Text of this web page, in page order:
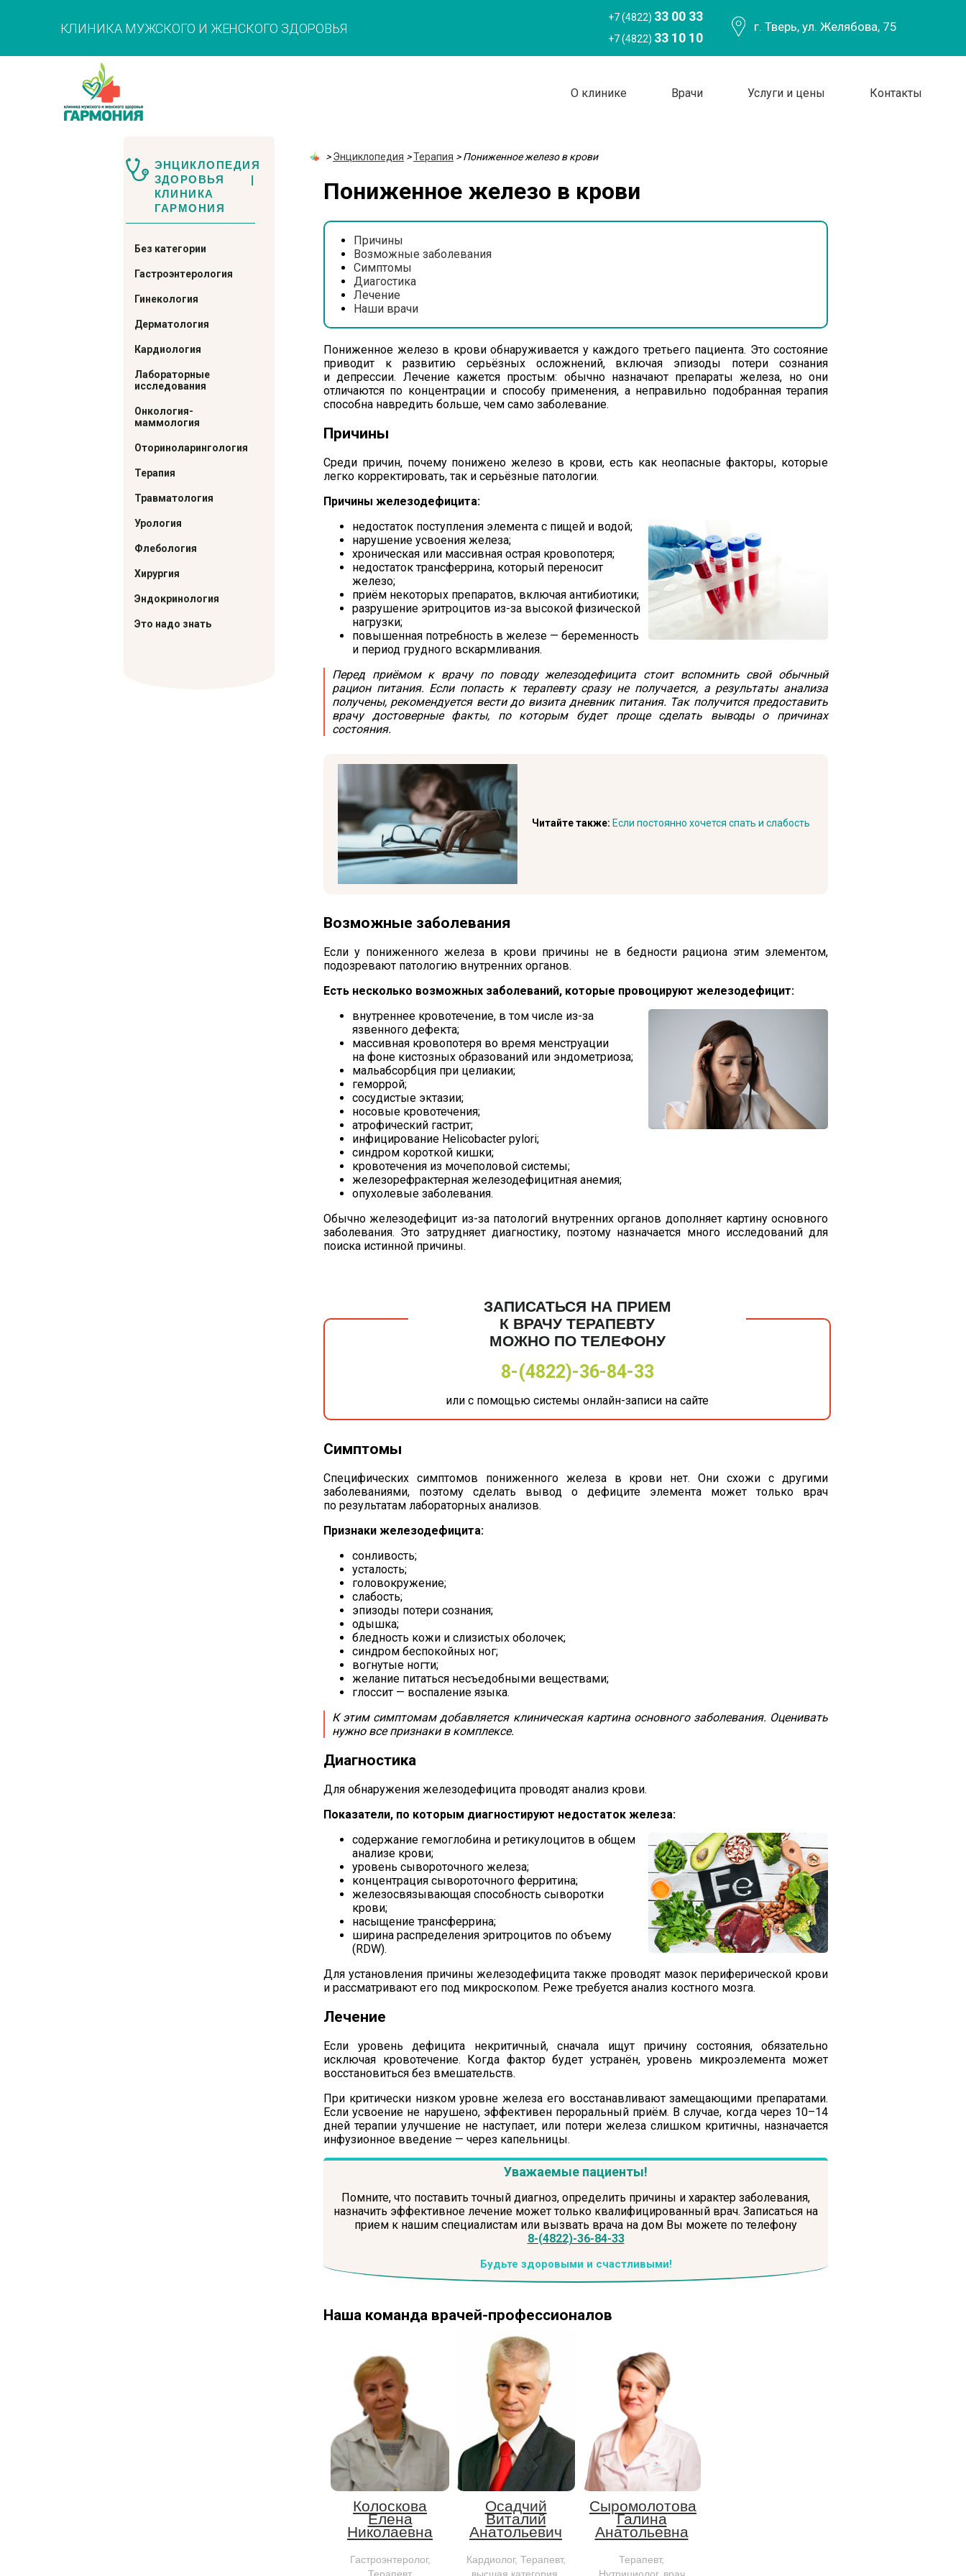
КЛИНИКА МУЖСКОГО И ЖЕНСКОГО ЗДОРОВЬЯ
+7 (4822) 33 00 33
+7 (4822) 33 10 10
г. Тверь, ул. Желябова, 75
О клинике Врачи Услуги и цены Контакты
>Энциклопедия >Терапия >Пониженное железо в крови
Пониженное железо в крови
Причины
Возможные заболевания
Симптомы
Диагостика
Лечение
Наши врачи
Пониженное железо в крови обнаруживается у каждого третьего пациента. Это состояние
приводит к развитию серьёзных осложнений, включая эпизоды потери сознания
и депрессии. Лечение кажется простым: обычно назначают препараты железа, но они
отличаются по концентрации и способу применения, а неправильно подобранная терапия
способна навредить больше, чем само заболевание.
Причины
Среди причин, почему понижено железо в крови, есть как неопасные факторы, которые
легко корректировать, так и серьёзные патологии.
Причины железодефицита:
недостаток поступления элемента с пищей и водой;
нарушение усвоения железа;
хроническая или массивная острая кровопотеря;
недостаток трансферрина, который переносит
железо;
приём некоторых препаратов, включая антибиотики;
разрушение эритроцитов из-за высокой физической
нагрузки;
повышенная потребность в железе — беременность
и период грудного вскармливания.
Перед приёмом к врачу по поводу железодефицита стоит вспомнить свой обычный
рацион питания. Если попасть к терапевту сразу не получается, а результаты анализа
получены, рекомендуется вести до визита дневник питания. Так получится предоставить
врачу достоверные факты, по которым будет проще сделать выводы о причинах
состояния.
Читайте также: Если постоянно хочется спать и слабость
Возможные заболевания
Если у пониженного железа в крови причины не в бедности рациона этим элементом,
подозревают патологию внутренних органов.
Есть несколько возможных заболеваний, которые провоцируют железодефицит:
внутреннее кровотечение, в том числе из-за
язвенного дефекта;
массивная кровопотеря во время менструации
на фоне кистозных образований или эндометриоза;
мальабсорбция при целиакии;
геморрой;
сосудистые эктазии;
носовые кровотечения;
атрофический гастрит;
инфицирование Helicobacter pylori;
синдром короткой кишки;
кровотечения из мочеполовой системы;
железорефрактерная железодефицитная анемия;
опухолевые заболевания.
Обычно железодефицит из-запатологий внутренних органов дополняет картину основного
заболевания. Это затрудняет диагностику, поэтому назначается много исследований для
поиска истинной причины.
ЗАПИСАТЬСЯ НА ПРИЕМ
К ВРАЧУ ТЕРАПЕВТУ
МОЖНО ПО ТЕЛЕФОНУ
8-(4822)-36-84-33
или с помощью системы онлайн-записи на сайте
Симптомы
Специфических симптомов пониженного железа в крови нет. Они схожи с другими
заболеваниями, поэтому сделать вывод о дефиците элемента может только врач
по результатам лабораторных анализов.
Признаки железодефицита:
сонливость;
усталость;
головокружение;
слабость;
эпизоды потери сознания;
одышка;
бледность кожи и слизистых оболочек;
синдром беспокойных ног;
вогнутые ногти;
желание питаться несъедобными веществами;
глоссит — воспаление языка.
К этим симптомам добавляется клиническая картина основного заболевания. Оценивать
нужно все признаки в комплексе.
Диагностика
Для обнаружения железодефицита проводят анализ крови.
Показатели, по которым диагностируют недостаток железа:
содержание гемоглобина и ретикулоцитов в общем
анализе крови;
уровень сывороточного железа;
концентрация сывороточного ферритина;
железосвязывающая способность сыворотки
крови;
насыщение трансферрина;
ширина распределения эритроцитов по объему
(RDW).
Для установления причины железодефицита также проводят мазок периферической крови
и рассматривают его под микроскопом. Реже требуется анализ костного мозга.
Лечение
Если уровень дефицита некритичный, сначала ищут причину состояния, обязательно
исключая кровотечение. Когда фактор будет устранён, уровень микроэлемента может
восстановиться без вмешательств.
При критически низком уровне железа его восстанавливают замещающими препаратами.
Если усвоение не нарушено, эффективен пероральный приём. В случае, когда через 10–14
дней терапии улучшение не наступает, или потери железа слишком критичны, назначается
инфузионное введение — через капельницы.
Уважаемые пациенты!
Помните, что поставить точный диагноз, определить причины и характер заболевания,
назначить эффективное лечение может только квалифицированный врач. Записаться на
прием к нашим специалистам или вызвать врача на дом Вы можете по телефону
8-(4822)-36-84-33
Будьте здоровыми и счастливыми!
Наша команда врачей-профессионалов
Колоскова
Елена
Николаевна
Гастроэнтеролог,
Осадчий
Виталий
Анатольевич
Кардиолог, Терапевт,
Сыромолотова
Галина
Анатольевна
Терапевт,
ЭНЦИКЛОПЕДИЯ
ЗДОРОВЬЯ |
КЛИНИКА
ГАРМОНИЯ
Без категории
Гастроэнтерология
Гинекология
Дерматология
Кардиология
Лабораторные
исследования
Онкология-
маммология
Оториноларингология
Терапия
Травматология
Урология
Флебология
Хирургия
Эндокринология
Это надо знать